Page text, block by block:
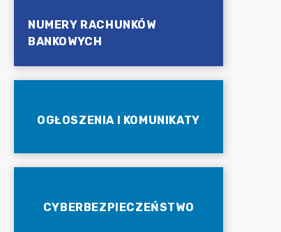
NUMERY RACHUNKÓW
BANKOWYCH
OGŁOSZENIA I KOMUNIKATY
CYBERBEZPIECZEŃSTWO